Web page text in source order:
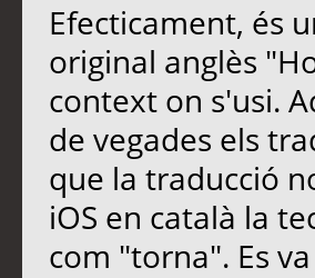
Efecticament, és
original anglès
context on s'usi.
de vegades els
que la traducció
iOS en català la
com "torna". Es